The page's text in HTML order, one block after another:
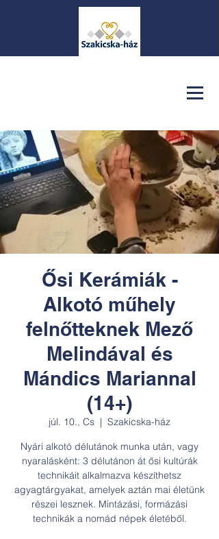
Ősi Kerámiák -
Alkotó műhely
felnőtteknek Mező
Melindával és
Mándics Mariannal
(14+)
júl. 10., Cs
  |
Szakicska-ház
Nyári alkotó délutánok munka után, vagy
nyaralásként: 3 délutánon át ősi kultúrák
technikáit alkalmazva készíthetsz
agyagtárgyakat, amelyek aztán mai életünk
részei lesznek. Mintázási, formázási
technikák a nomád népek életéből.